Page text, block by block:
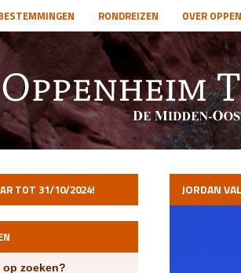
RONDREIZEN OVER
TOT 31/10/2024!
op zoeken?
JORDAN